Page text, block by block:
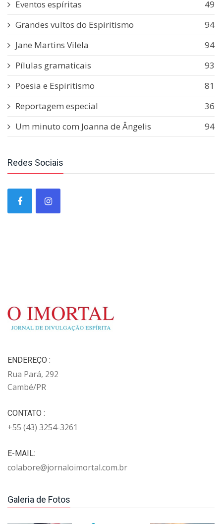
Eventos espíritas
49
Grandes vultos do Espiritismo
94
Jane Martins Vilela
94
Pílulas gramaticais
93
Poesia e Espiritismo
81
Reportagem especial
36
Um minuto com Joanna de Ângelis
94
Redes Sociais
ENDEREÇO :
Rua Pará, 292
Cambé/PR
CONTATO :
+55 (43) 3254-3261
E-MAIL:
colabore@jornaloimortal.com.br
Galeria de Fotos